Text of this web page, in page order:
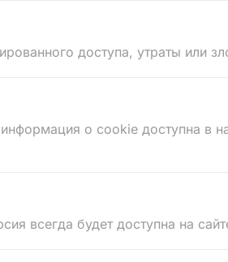
доступа, утраты или
о cookie доступна в
всегда будет доступна на